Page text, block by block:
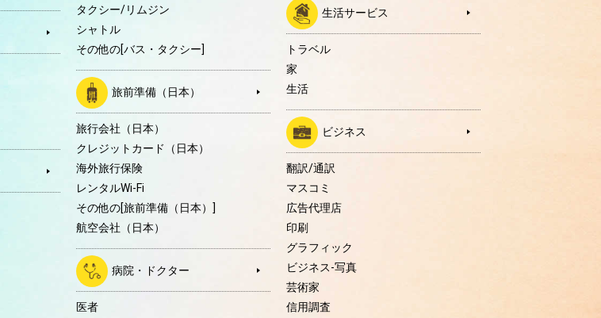
タクシー/リムジン
シャトル
その他の[バス・タクシー]
旅前準備（日本）
旅行会社（日本）
クレジットカード（日本）
海外旅行保険
レンタルWi-Fi
その他の[旅前準備（日本）]
航空会社（日本）
病院・ドクター
医者
生活サービス
トラベル
家
生活
ビジネス
翻訳/通訳
マスコミ
広告代理店
印刷
グラフィック
ビジネス-写真
芸術家
信用調査